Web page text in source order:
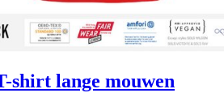
shirt lange mouwen